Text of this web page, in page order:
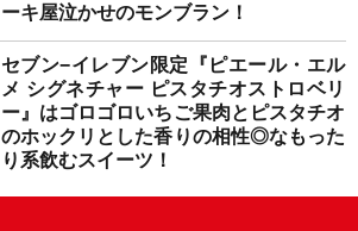
ーキ屋泣かせのモンブラン！
セブン−イレブン限定『ピエール・エル
メ シグネチャー ピスタチオストロベリ
ー』はゴロゴロいちご果肉とピスタチオ
のホックリとした香りの相性◎なもった
り系飲むスイーツ！